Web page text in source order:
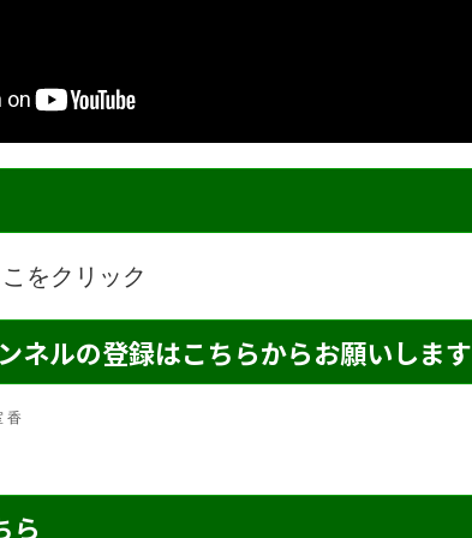
をクリック
ネルの登録はこちらからお願いします
ら